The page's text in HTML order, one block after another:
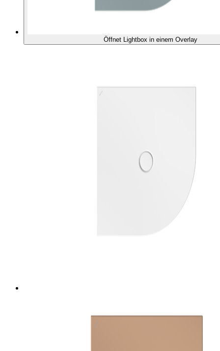
Öffnet Lightbox in einem Overlay